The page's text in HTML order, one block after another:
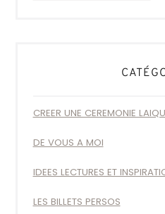
CREER UNE CEREMONIE
DE VOUS A MOI
IDEES LECTURES ET
LES BILLETS PERSOS